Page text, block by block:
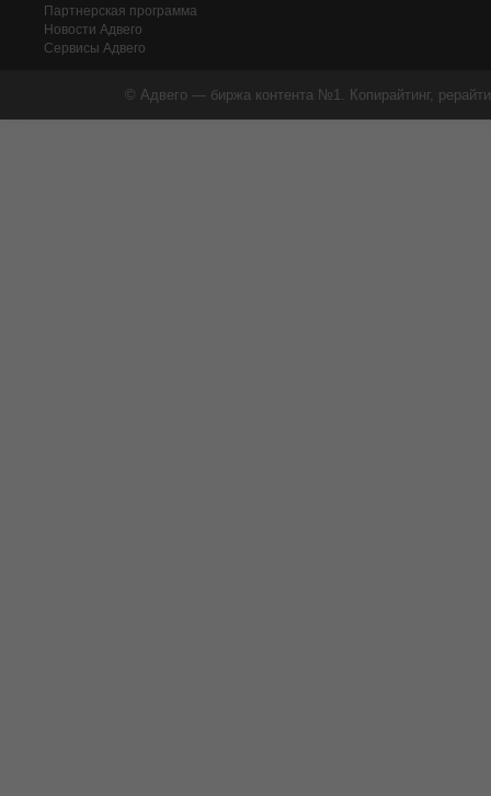
Партнерская программа
Новости Адвего
Сервисы Адвего
© Адвего — биржа контента №1. Копирайтинг,